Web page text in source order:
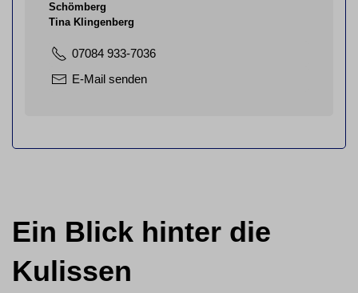
Schömberg
Tina Klingenberg
07084 933-7036
E-Mail senden
Ein Blick hinter die
Kulissen